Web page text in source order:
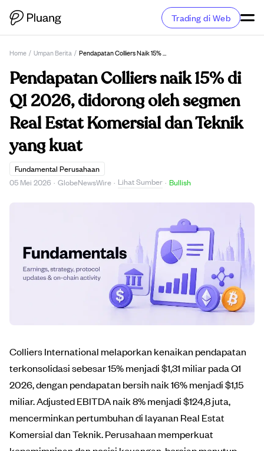
Trading di Web
Home / Umpan Berita / Pendapatan Colliers Naik 15% Di Q1 2026, Didorong Oleh Segmen Real Estat Komersial Dan Teknik Yang Kuat
Pendapatan Colliers naik 15% di
Q1 2026, didorong oleh segmen
Real Estat Komersial dan Teknik
yang kuat
Fundamental Perusahaan
05 Mei 2026 · GlobeNewsWire · Lihat Sumber · Bullish
Colliers International melaporkan kenaikan pendapatan
terkonsolidasi sebesar 15% menjadi $1,31 miliar pada Q1
2026, dengan pendapatan bersih naik 16% menjadi $1,15
miliar. Adjusted EBITDA naik 8% menjadi $124,8 juta,
mencerminkan pertumbuhan di layanan Real Estat
Komersial dan Teknik. Perusahaan memperkuat